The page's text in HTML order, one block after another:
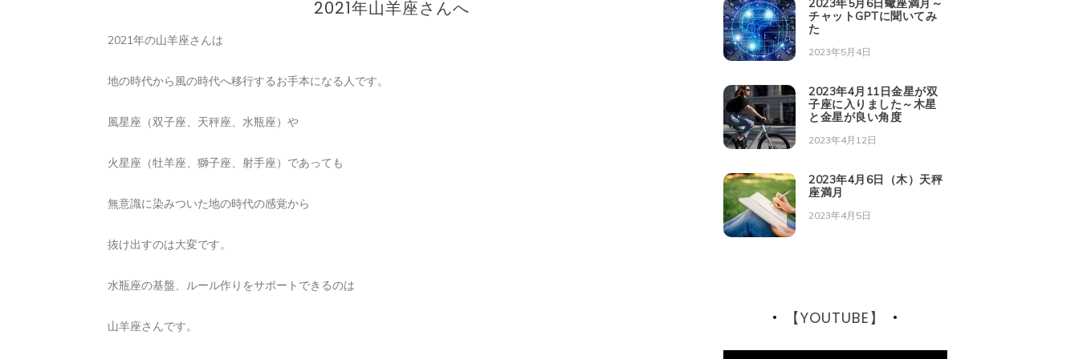
2021年山羊座さんへ
2021年の山羊座さんは
地の時代から風の時代へ移行するお手本になる人です。
風星座（双子座、天秤座、水瓶座）や
火星座（牡羊座、獅子座、射手座）であっても
無意識に染みついた地の時代の感覚から
抜け出すのは大変です。
水瓶座の基盤、ルール作りをサポートできるのは
山羊座さんです。
2023年5月6日蠍座満月～
チャットGPTに聞いてみ
た
2023年5月4日
2023年4月11日金星が双
子座に入りました～木星
と金星が良い角度
2023年4月12日
2023年4月6日（木）天秤
座満月
2023年4月5日
【YOUTUBE】